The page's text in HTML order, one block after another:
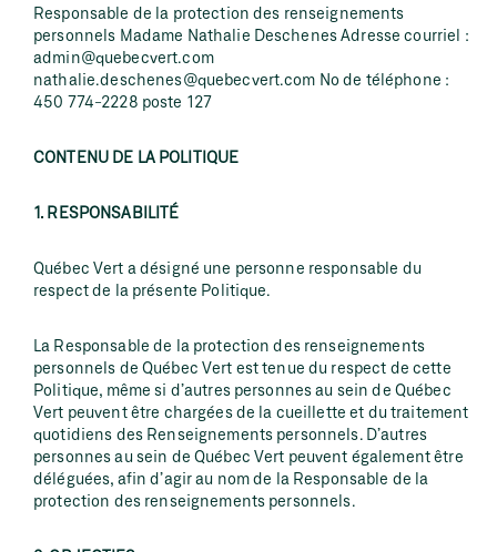
Responsable de la protection des renseignements
personnels Madame Nathalie Deschenes Adresse courriel :
admin@quebecvert.com
nathalie.deschenes@quebecvert.com No de téléphone :
450 774-2228 poste 127
CONTENU DE LA POLITIQUE
1. RESPONSABILITÉ
Québec Vert a désigné une personne responsable du
respect de la présente Politique.
La Responsable de la protection des renseignements
personnels de Québec Vert est tenue du respect de cette
Politique, même si d’autres personnes au sein de Québec
Vert peuvent être chargées de la cueillette et du traitement
quotidiens des Renseignements personnels. D’autres
personnes au sein de Québec Vert peuvent également être
déléguées, afin d’agir au nom de la Responsable de la
protection des renseignements personnels.